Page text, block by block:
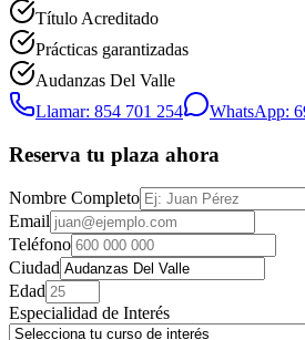
Título Acreditado
Prácticas garantizadas
Audanzas Del Valle
Llamar: 854 701 254
WhatsApp:
Reserva tu plaza ahora
Nombre Completo
Email
Teléfono
Ciudad
Edad
Especialidad de Interés